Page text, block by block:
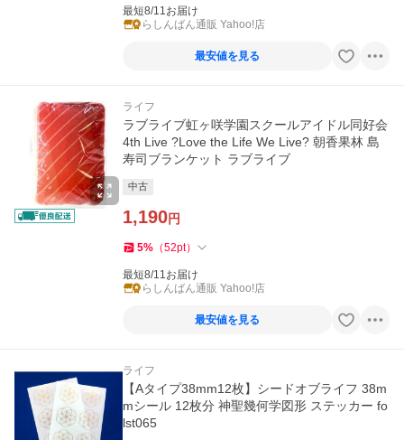
最短8/11お届け
らしんばん通販 Yahoo!店
最安値を見る
ライフ
ラブライブ虹ヶ咲学園スクールアイドル同好会
4th Live ?Love the Life We Live? 朝香果林 島
寿司ブランケット ラブライブ
中古
1,190円
5% （52pt）
最短8/11お届け
らしんばん通販 Yahoo!店
最安値を見る
ライフ
【Aタイプ38mm12枚】シードオブライフ 38m
mシール 12枚分 神聖幾何学図形 ステッカー fo
lst065